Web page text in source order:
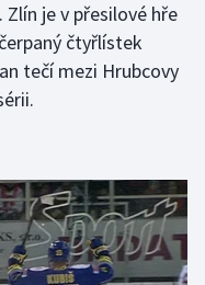
je v přesilové hře
čtyřlístek
tečí mezi Hrubcovy